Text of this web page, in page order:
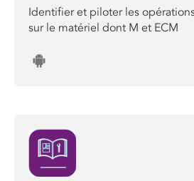
Identifier et piloter les
sur le matériel dont M et ECM